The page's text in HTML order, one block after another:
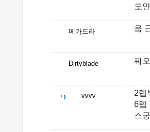
도
메가드라 음
Dirtyblade 짜
vvvv
2렙
6렙
스